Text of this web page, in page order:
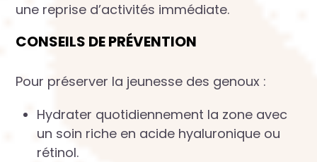
une reprise d’activités immédiate.
CONSEILS DE PRÉVENTION
Pour préserver la jeunesse des genoux :
Hydrater quotidiennement la zone avec
un soin riche en acide hyaluronique ou
rétinol.